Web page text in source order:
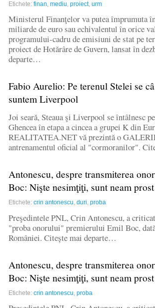
Etichete: finan mediu proiect, urm
Ministerul Finanţelor va putea împrumuta
miliarde de euro sau echivalentul în orice
programului-cadru de emisiuni de stat pe
proiect de Hotărâre de Guvern, lansat în
departe…
Fabio Aurelio: Pe terenul Stelei se
suntem Liverpool
Joi seară, Steaua şi Liverpool se întâlnesc
Ghencea în etapa a cincea a grupei K din
REALITATEA.NET vă prezintă o
antrenamentul oficial al "cormoranilor".
Antonescu, despre transmiterea
Boc: Nişte nesimţiţi, sunt neam prost
Etichete: crin antonescu, duri, proba
Preşedintele PNL, Crin Antonescu, a
"proba onorului" premierului Emil Boc,
României. Citește mai departe…
Antonescu, despre transmiterea
Boc: Nişte nesimţiţi, sunt neam prost
Etichete: crin antonescu proba